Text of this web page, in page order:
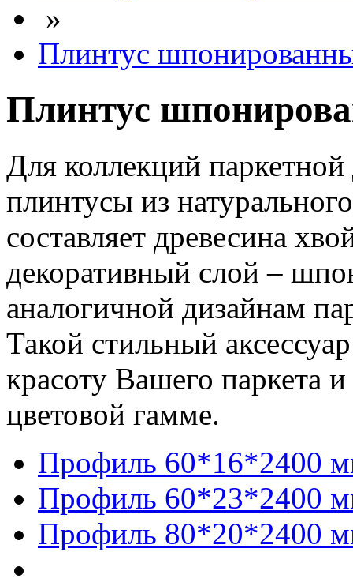
»
Плинтус
Плинтус
Для коллекций
плинтусы из
составляет древесина
декоративный слой –
аналогичной дизайнам
Такой стильный
красоту Вашего паркета
цветовой гамме.
Профиль 60*16*2400
Профиль 60*23*2400
Профиль 80*20*2400